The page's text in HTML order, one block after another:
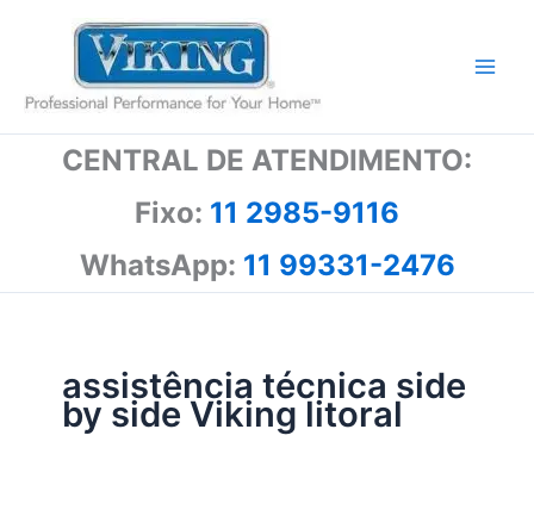
conteúdo
CENTRAL DE ATENDIMENTO:
Fixo: 11 2985-9116
WhatsApp: 11 99331-2476
assistência técnica side
by side Viking litoral